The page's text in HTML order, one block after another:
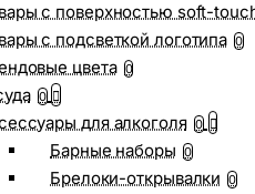
с поверхностью soft-
с подсветкой логотипа 0
цвета 0
0
для алкоголя 0
Барные наборы 0
Брелоки-открывалки 0